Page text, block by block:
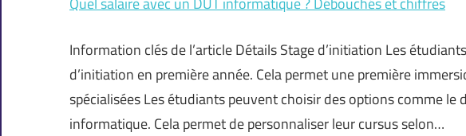
Information clés de l’article Détails Stage d’initiation Les
d’initiation en première année. Cela permet une première
spécialisées Les étudiants peuvent choisir des options comme
informatique. Cela permet de personnaliser leur cursus selon…